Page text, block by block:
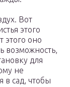
Вот
этого
этого оно
возможность,
для
не
в сад, чтобы